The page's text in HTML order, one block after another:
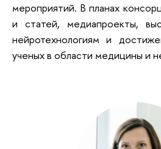
мероприятий. В планах
и статей, медиапроекты,
нейротехнологиям и
ученых в области медицины и